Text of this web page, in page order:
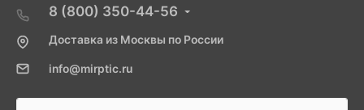
8 (800) 350-44-56
Доставка из Москвы по России
info@mirptic.ru